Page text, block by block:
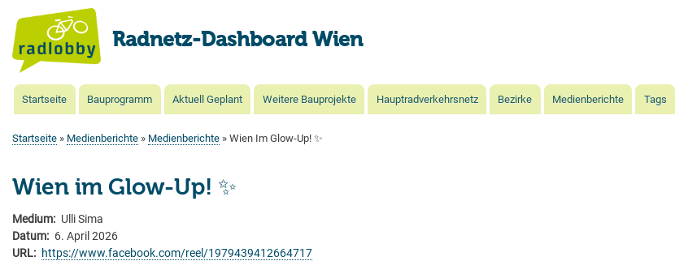
Radnetz-Dashboard Wien
MainStartseite Bauprogramm Aktuell Geplant Weitere Bauprojekte Hauptradverkehrsnetz Bezirke Medienberichte Tags
Startseite Medienberichte Medienberichte Wien Im Glow-Up! ✨
Wien im Glow-Up! ✨
Medium
Ulli Sima
Datum
6. April 2026
URL
https://www.facebook.com/reel/1979439412664717